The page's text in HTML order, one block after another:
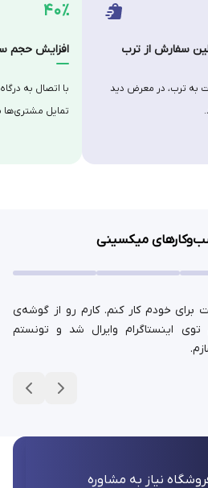
۴۰٪
افزایش حجم
با اتصال به
تمایل
سفارش از ترب
به ترب، در معرض دید
میکسینی
خودم کار کنم. کارم رو از گوشه‌ی
توی اینستاگرام وایرال شد و تونستم
نیاز به مشاوره